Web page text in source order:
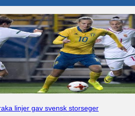
linjer gav svensk storseger